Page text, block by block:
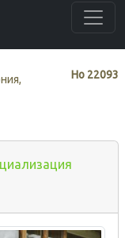
Нo 22093